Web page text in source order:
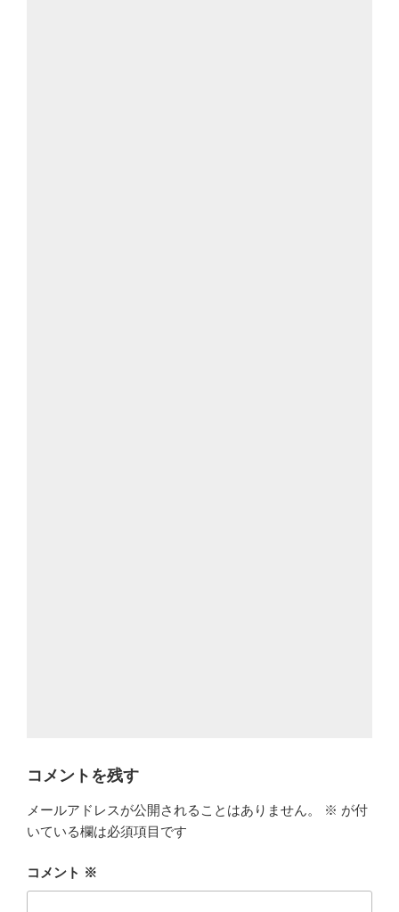
コメントを残す
メールアドレスが公開されることはありません。 ※ が付
いている欄は必須項目です
コメント ※